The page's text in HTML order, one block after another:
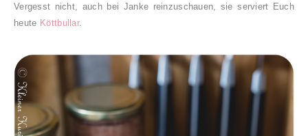
Vergesst nicht, auch bei Janke reinzuschauen, sie serviert Euch
heute Köttbullar.